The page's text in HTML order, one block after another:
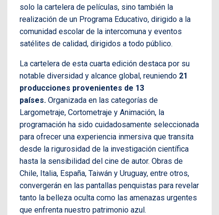
solo la cartelera de películas, sino también la
realización de un Programa Educativo, dirigido a la
comunidad escolar de la intercomuna y eventos
satélites de calidad, dirigidos a todo público.
La cartelera de esta cuarta edición destaca por su
notable diversidad y alcance global, reuniendo 21
producciones provenientes de 13
países. Organizada en las categorías de
Largometraje, Cortometraje y Animación, la
programación ha sido cuidadosamente seleccionada
para ofrecer una experiencia inmersiva que transita
desde la rigurosidad de la investigación científica
hasta la sensibilidad del cine de autor. Obras de
Chile, Italia, España, Taiwán y Uruguay, entre otros,
convergerán en las pantallas penquistas para revelar
tanto la belleza oculta como las amenazas urgentes
que enfrenta nuestro patrimonio azul.